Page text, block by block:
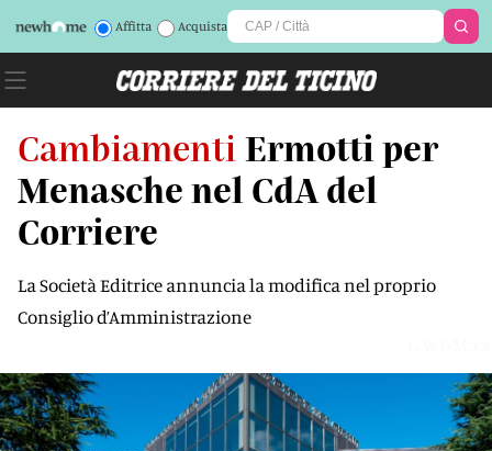
Affitta Acquista
Cambiamenti Ermotti per
Menasche nel CdA del
Corriere
La Società Editrice annuncia la modifica nel proprio
Consiglio d’Amministrazione